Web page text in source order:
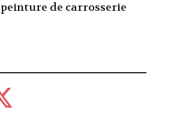
peinture de carrosserie